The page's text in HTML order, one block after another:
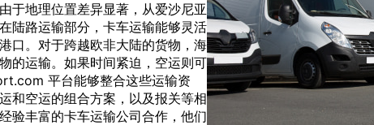
于地理位置差异显著，从爱沙尼亚
陆路运输部分，卡车运输能够灵活
口。对于跨越欧非大陆的货物，海
的运输。如果时间紧迫，空运则可
平台能够整合这些运输资
和空运的组合方案，以及报关等相
验丰富的卡车运输公司合作，他们